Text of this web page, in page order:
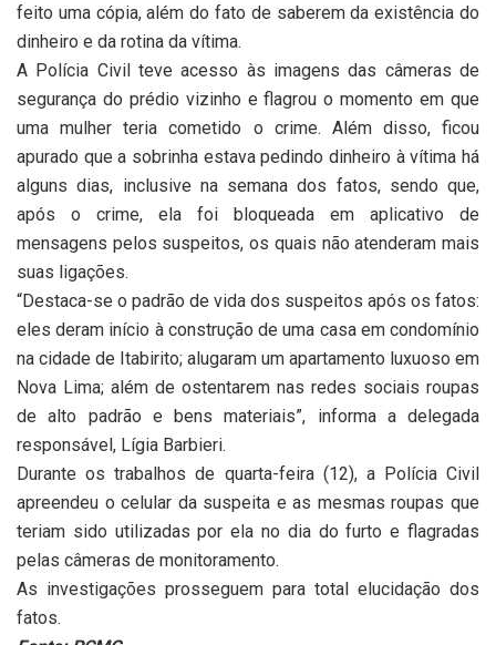
feito uma cópia, além do fato de saberem da existência do
dinheiro e da rotina da vítima.
A Polícia Civil teve acesso às imagens das câmeras de
segurança do prédio vizinho e flagrou o momento em que
uma mulher teria cometido o crime. Além disso, ficou
apurado que a sobrinha estava pedindo dinheiro à vítima há
alguns dias, inclusive na semana dos fatos, sendo que,
após o crime, ela foi bloqueada em aplicativo de
mensagens pelos suspeitos, os quais não atenderam mais
suas ligações.
“Destaca-se o padrão de vida dos suspeitos após os fatos:
eles deram início à construção de uma casa em condomínio
na cidade de Itabirito; alugaram um apartamento luxuoso em
Nova Lima; além de ostentarem nas redes sociais roupas
de alto padrão e bens materiais”, informa a delegada
responsável, Lígia Barbieri.
Durante os trabalhos de quarta-feira (12), a Polícia Civil
apreendeu o celular da suspeita e as mesmas roupas que
teriam sido utilizadas por ela no dia do furto e flagradas
pelas câmeras de monitoramento.
As investigações prosseguem para total elucidação dos
fatos.